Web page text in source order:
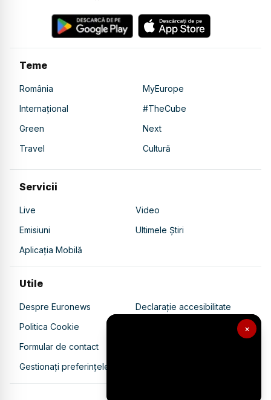
×
Teme
România
MyEurope
Internațional
#TheCube
Green
Next
Travel
Cultură
Servicii
Live
Video
Emisiuni
Ultimele Știri
Aplicația Mobilă
Utile
Despre Euronews
Declarație accesibilitate
Politica Cookie
Politica de confidențialitate
Formular de contact
Gestionați preferințele